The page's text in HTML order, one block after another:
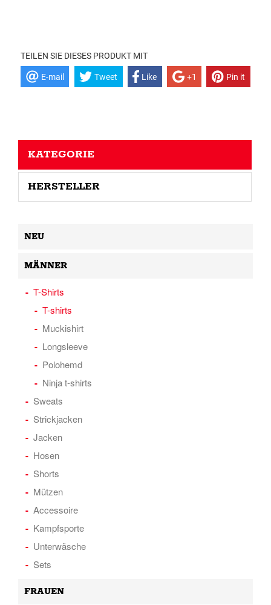
TEILEN SIE DIESES PRODUKT MIT
E-mail Tweet Like +1 Pin it
KATEGORIE
HERSTELLER
NEU
MÄNNER
T-Shirts
T-shirts
Muckishirt
Longsleeve
Polohemd
Ninja t-shirts
Sweats
Strickjacken
Jacken
Hosen
Shorts
Mützen
Accessoire
Kampfsporte
Unterwäsche
Sets
FRAUEN